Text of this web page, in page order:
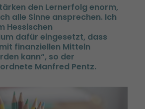
den Lernerfolg enorm,
alle Sinne ansprechen. Ich
Hessischen
dafür eingesetzt, dass
finanziellen Mitteln
kann“, so der
Manfred Pentz.